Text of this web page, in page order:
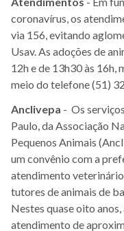
coronavírus, os
via 156, evitando
Usav. As adoções de
12h e de 13h30 às
meio do telefone (51)
Anclivepa - Os
Paulo, da Associação
Pequenos Animais
um convênio com a
atendimento
tutores de animais de
Nestes quase oito
atendimento de